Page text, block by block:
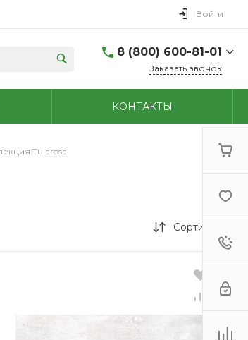
Войти
8 (800) 600-81-01
г. Новомосковск,
9.00-18.00
г. Узловая, Базарная
Пн - Сб: 9.00-17.00 Вс:
(48735) 4-03-85
Заказать звонок
КОНТАКТЫ
Tularosa
Сортировка